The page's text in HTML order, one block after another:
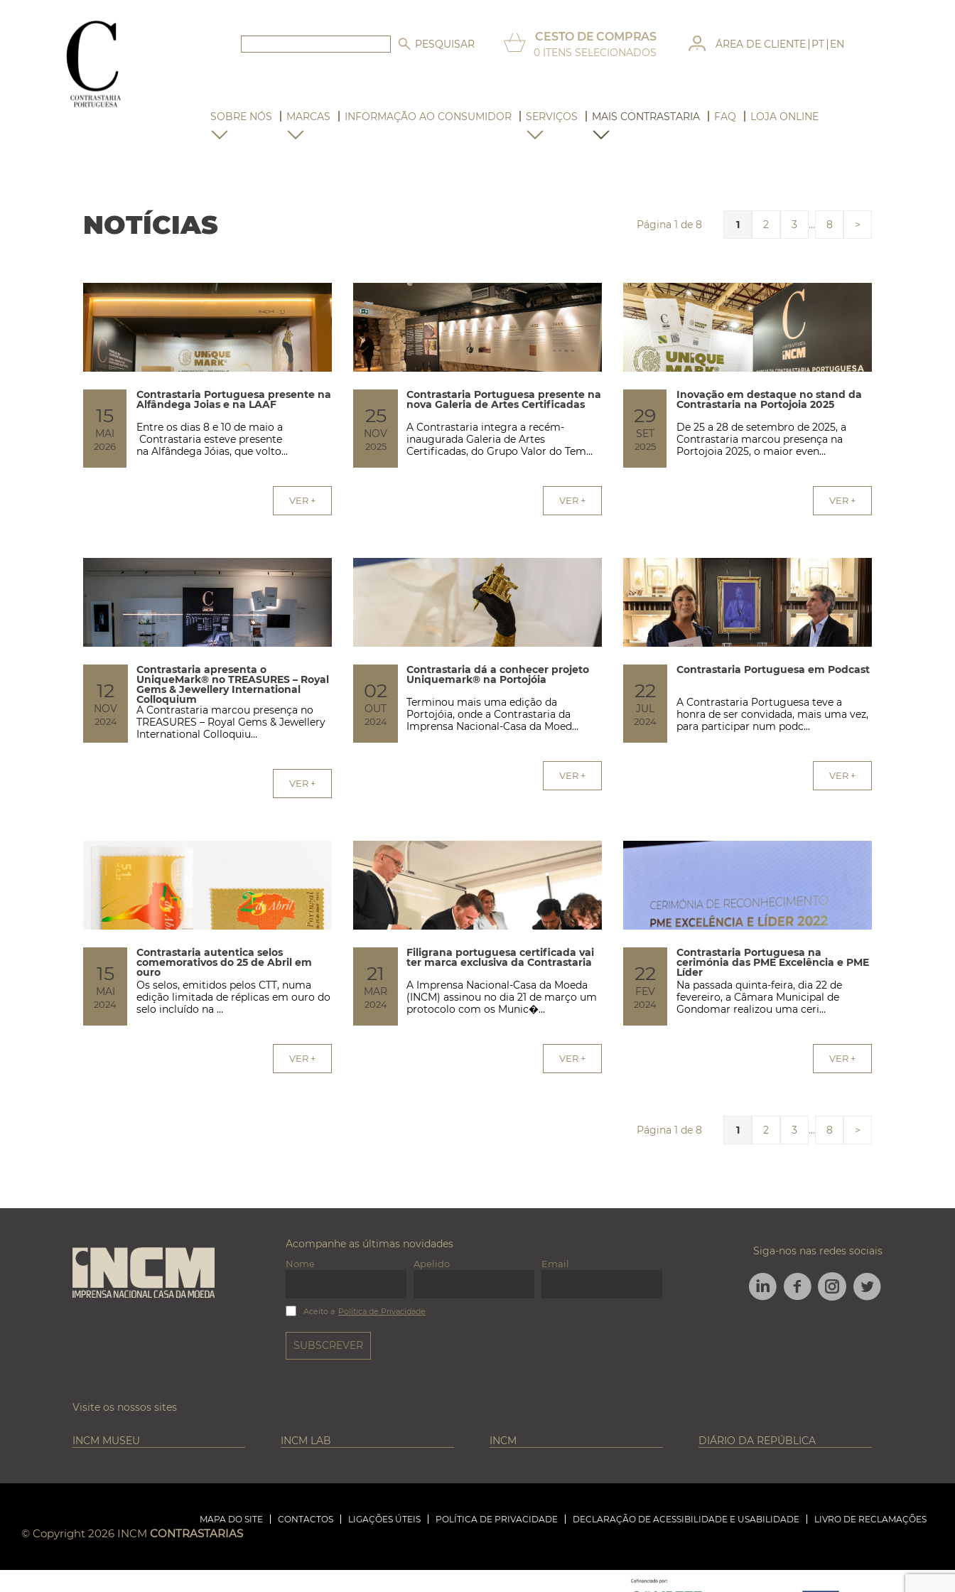
ÁREA DE CLIENTE PT EN
CESTO DE COMPRAS
0 ITENS SELECIONADOS
SOBRE NÓS MARCAS INFORMAÇÃO AO CONSUMIDOR SERVIÇOS MAIS CONTRASTARIA FAQ LOJA ONLINE
NOTÍCIAS Página 1 de 8 1 2 3 … 8 >
15
MAI
2026
Contrastaria Portuguesa presente na
Alfândega Joias e na LAAF
Entre os dias 8 e 10 de maio a
Contrastaria esteve presente
na Alfândega Jóias, que volto...
VER +
25
NOV
2025
Contrastaria Portuguesa presente na
nova Galeria de Artes Certificadas
A Contrastaria integra a recém-
inaugurada Galeria de Artes
Certificadas, do Grupo Valor do Tem...
VER +
29
SET
2025
Inovação em destaque no stand da
Contrastaria na Portojoia 2025
De 25 a 28 de setembro de 2025, a
Contrastaria marcou presença na
Portojoia 2025, o maior even...
VER +
12
NOV
2024
Contrastaria apresenta o
UniqueMark® no TREASURES – Royal
Gems & Jewellery International
Colloquium
A Contrastaria marcou presença no
TREASURES – Royal Gems & Jewellery
International Colloquiu...
VER +
02
OUT
2024
Contrastaria dá a conhecer projeto
Uniquemark® na Portojóia
Terminou mais uma edição da
Portojóia, onde a Contrastaria da
Imprensa Nacional-Casa da Moed...
VER +
22
JUL
2024
Contrastaria Portuguesa em Podcast
A Contrastaria Portuguesa teve a
honra de ser convidada, mais uma vez,
para participar num podc...
VER +
15
MAI
2024
Contrastaria autentica selos
comemorativos do 25 de Abril em
ouro
Os selos, emitidos pelos CTT, numa
edição limitada de réplicas em ouro do
selo incluído na ...
VER +
21
MAR
2024
Filigrana portuguesa certificada vai
ter marca exclusiva da Contrastaria
A Imprensa Nacional-Casa da Moeda
(INCM) assinou no dia 21 de março um
protocolo com os Munic�...
VER +
22
FEV
2024
Contrastaria Portuguesa na
cerimónia das PME Excelência e PME
Líder
Na passada quinta-feira, dia 22 de
fevereiro, a Câmara Municipal de
Gondomar realizou uma ceri...
VER +
Página 1 de 8 1 2 3 … 8 >
Acompanhe as últimas novidades
Nome Apelido Email
Aceito a Política de Privacidade
Siga-nos nas redes sociais
LINKEDINFACEBOOK
INSTAGRAM
Visite os nossos sites
INCM MUSEU INCM LAB INCM DIÁRIO DA REPÚBLICA
MAPA DO SITE CONTACTOS LIGAÇÕES ÚTEIS POLÍTICA DE PRIVACIDADE DECLARAÇÃO DE ACESSIBILIDADE E USABILIDADE LIVRO DE RECLAMAÇÕES
© Copyright 2026 INCM CONTRASTARIAS